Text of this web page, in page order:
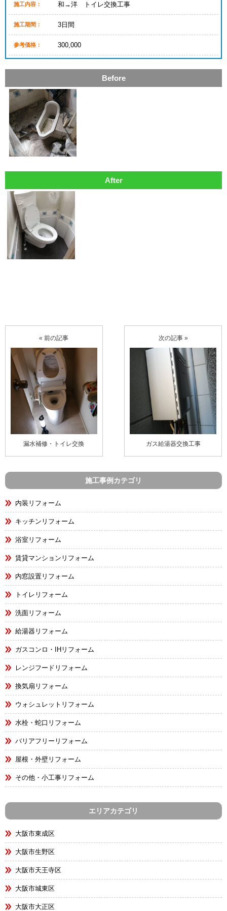
施工内容： 和→洋 トイレ交換工事
施工期間： 3日間
参考価格： 300,000
Before
After
« 前の記事
漏水補修・トイレ交換
次の記事 »
ガス給湯器交換工事
施工事例カテゴリ
内装リフォーム
キッチンリフォーム
浴室リフォーム
賃貸マンションリフォーム
内窓設置リフォーム
トイレリフォーム
洗面リフォーム
給湯器リフォーム
ガスコンロ・IHリフォーム
レンジフードリフォーム
換気扇リフォーム
ウォシュレットリフォーム
水栓・蛇口リフォーム
バリアフリーリフォーム
屋根・外壁リフォーム
その他・小工事リフォーム
エリアカテゴリ
大阪市東成区
大阪市生野区
大阪市天王寺区
大阪市城東区
大阪市大正区